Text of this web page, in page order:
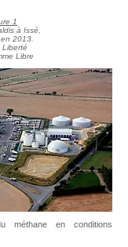
1
à Issé,
2013.
Liberté
Libre
méthane en conditions